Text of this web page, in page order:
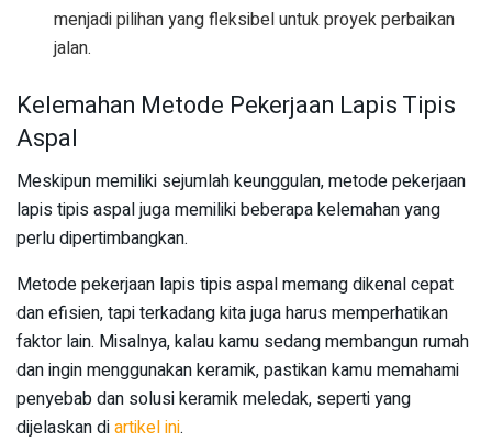
menjadi pilihan yang fleksibel untuk proyek perbaikan
jalan.
Kelemahan Metode Pekerjaan Lapis Tipis
Aspal
Meskipun memiliki sejumlah keunggulan, metode pekerjaan
lapis tipis aspal juga memiliki beberapa kelemahan yang
perlu dipertimbangkan.
Metode pekerjaan lapis tipis aspal memang dikenal cepat
dan efisien, tapi terkadang kita juga harus memperhatikan
faktor lain. Misalnya, kalau kamu sedang membangun rumah
dan ingin menggunakan keramik, pastikan kamu memahami
penyebab dan solusi keramik meledak, seperti yang
dijelaskan diartikel ini.